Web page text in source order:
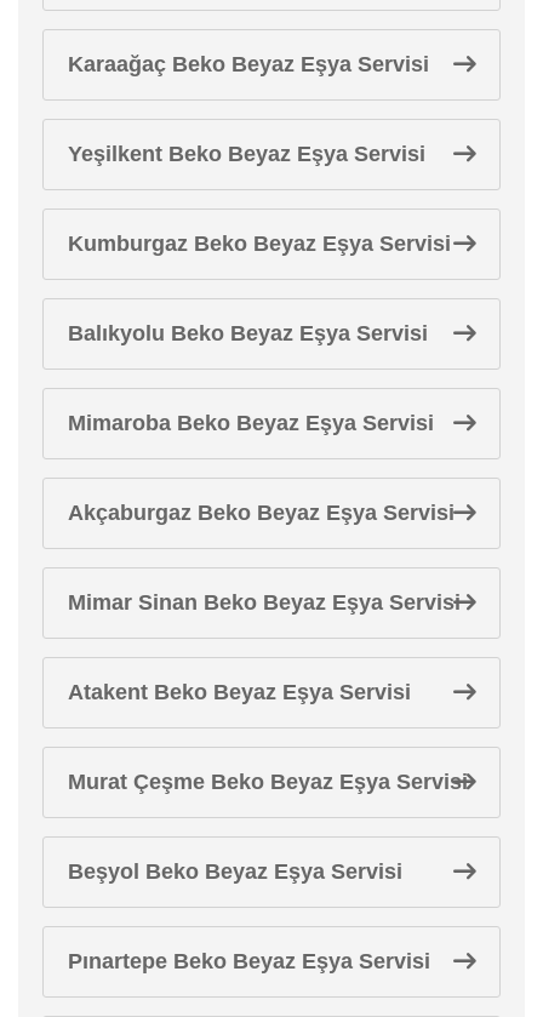
Karaağaç Beko Beyaz Eşya Servisi
Yeşilkent Beko Beyaz Eşya Servisi
Kumburgaz Beko Beyaz Eşya Servisi
Balıkyolu Beko Beyaz Eşya Servisi
Mimaroba Beko Beyaz Eşya Servisi
Akçaburgaz Beko Beyaz Eşya Servisi
Mimar Sinan Beko Beyaz Eşya Servisi
Atakent Beko Beyaz Eşya Servisi
Murat Çeşme Beko Beyaz Eşya Servisi
Beşyol Beko Beyaz Eşya Servisi
Pınartepe Beko Beyaz Eşya Servisi